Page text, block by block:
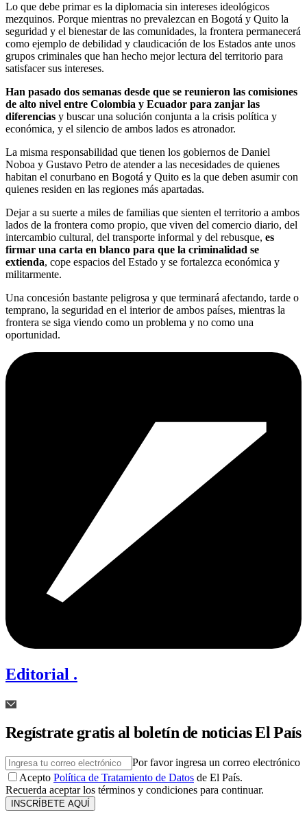
Lo que debe primar es la diplomacia sin intereses ideológicos
mezquinos. Porque mientras no prevalezcan en Bogotá y Quito la
seguridad y el bienestar de las comunidades, la frontera permanecerá
como ejemplo de debilidad y claudicación de los Estados ante unos
grupos criminales que han hecho mejor lectura del territorio para
satisfacer sus intereses.
Han pasado dos semanas desde que se reunieron las comisiones
de alto nivel entre Colombia y Ecuador para zanjar las
diferencias y buscar una solución conjunta a la crisis política y
económica, y el silencio de ambos lados es atronador.
La misma responsabilidad que tienen los gobiernos de Daniel
Noboa y Gustavo Petro de atender a las necesidades de quienes
habitan el conurbano en Bogotá y Quito es la que deben asumir con
quienes residen en las regiones más apartadas.
Dejar a su suerte a miles de familias que sienten el territorio a ambos
lados de la frontera como propio, que viven del comercio diario, del
intercambio cultural, del transporte informal y del rebusque, es
firmar una carta en blanco para que la criminalidad se
extienda, cope espacios del Estado y se fortalezca económica y
militarmente.
Una concesión bastante peligrosa y que terminará afectando, tarde o
temprano, la seguridad en el interior de ambos países, mientras la
frontera se siga viendo como un problema y no como una
oportunidad.
Editorial .
Regístrate gratis al boletín de noticias El País
Por favor ingresa un correo electrónico
Acepto Política de Tratamiento de Datos de El País.
Recuerda aceptar los términos y condiciones para continuar.
INSCRÍBETE AQUÍ